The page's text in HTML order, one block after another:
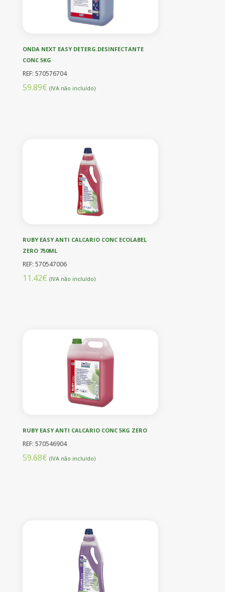
ONDA NEXT EASY DETERG.DESINFECTANTE
CONC 5KG
REF: 570576704
59.89€ (IVA não incluído)
RUBY EASY ANTI CALCARIO CONC ECOLABEL
ZERO 750ML
REF: 570547006
11.42€ (IVA não incluído)
RUBY EASY ANTI CALCARIO CONC 5KG ZERO
REF: 570546904
59.68€ (IVA não incluído)